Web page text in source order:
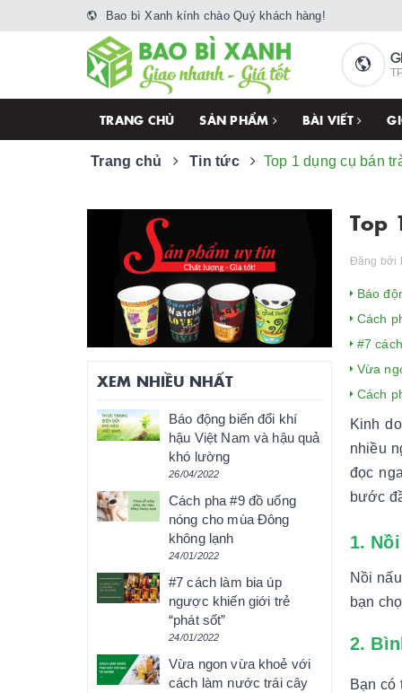
Bao bì Xanh kính chào Quý khách hàng!
TRANG CHỦ SẢN PHẨM BÀI VIẾT
Trang chủ Tin tức Top 1 dụng cụ bán
Top
Đăng bởi
Báo
Cách
#7
Vừa
Cách
Kinh
nhiều
đọc
bước
1.
Nồi
bạn
2.
Bạn
XEM NHIỀU NHẤT
Báo động biến đổi khí
hậu Việt Nam và hậu quả
khó lường
26/04/2022
Cách pha #9 đồ uống
nóng cho mùa Đông
không lạnh
24/01/2022
#7 cách làm bia úp
ngược khiến giới trẻ
“phát sốt”
24/01/2022
Vừa ngon vừa khoẻ với
cách làm nước trái cây